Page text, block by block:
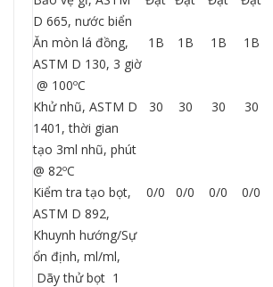
D 665, nước biển
Ăn mòn lá đồng,
ASTM D 130, 3 giờ
@ 100ºC
1B 1B 1B 1B
Khử nhũ, ASTM D
1401, thời gian
tạo 3ml nhũ, phút
@ 82ºC
30 30 30 30
Kiểm tra tạo bọt,
ASTM D 892,
Khuynh hướng/Sự
ổn định, ml/ml,
Dãy thử bọt 1
0/0 0/0 0/0 0/0